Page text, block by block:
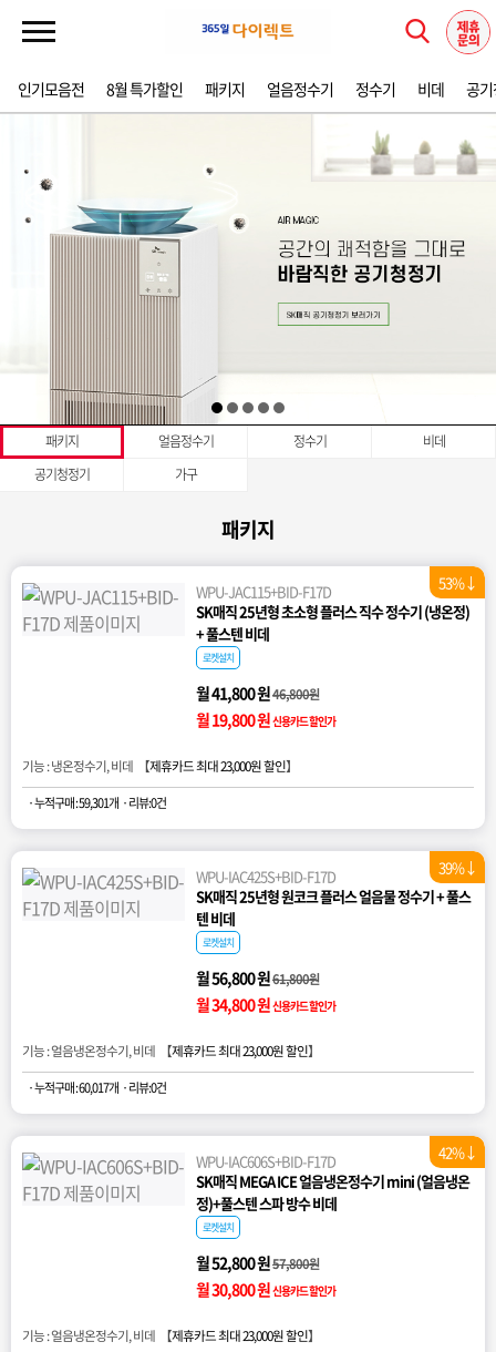
인기모음전 8월 특가할인 패키지 얼음정수기 정수기 비데 공
패키지 얼음정수기 정수기
비데
공기청정기
가구
패키지
WPU-JAC115+BID-F17D
SK매직 25년형 초소형 플러스 직수 정수기 (냉온정)
+ 풀스텐 비데
로켓설치
월 41,800 원46,800원
월 19,800 원신용카드 할인가
53%↓
기능 : 냉온정수기, 비데 【제휴카드 최대 23,000원 할인】
· 누적구매 : 59,301개 · 리뷰:0건
WPU-IAC425S+BID-F17D
SK매직 25년형 원코크 플러스 얼음물 정수기 + 풀스
텐 비데
로켓설치
월 56,800 원61,800원
월 34,800 원신용카드 할인가
39%↓
기능 : 얼음냉온정수기, 비데 【제휴카드 최대 23,000원 할인】
· 누적구매 : 60,017개 · 리뷰:0건
WPU-IAC606S+BID-F17D
SK매직 MEGA ICE 얼음냉온정수기 mini (얼음냉온
정)+풀스텐 스파 방수 비데
로켓설치
월 52,800 원57,800원
월 30,800 원신용카드 할인가
42%↓
기능 : 얼음냉온정수기, 비데 【제휴카드 최대 23,000원 할인】